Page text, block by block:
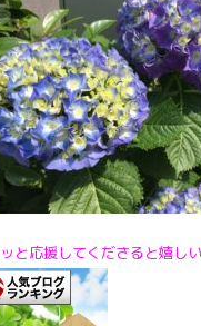
と応援してくださると嬉し